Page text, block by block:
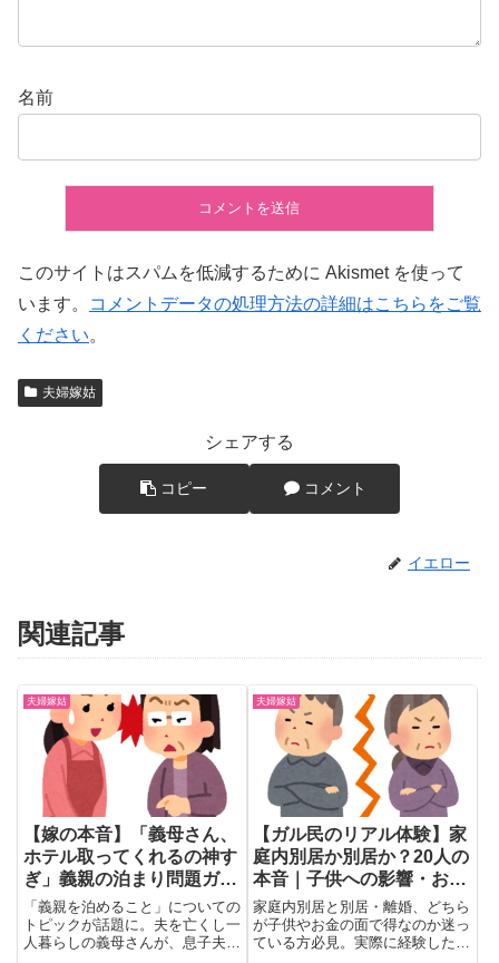
名前
このサイトはスパムを低減するために Akismet を使って
います。
コメントデータの処理方法の詳細はこちらをご覧
ください。
夫婦嫁姑
シェアする
コピー コメント
イエロー
関連記事
夫婦嫁姑
【嫁の本音】「義母さん、
ホテル取ってくれるの神す
ぎ」義親の泊まり問題ガル
民150件の本音まとめ｜良
距離感の秘訣とは
「義親を泊めること」についての
トピックが話題に。夫を亡くし一
人暮らしの義母さんが、息子夫婦
夫婦嫁姑
【ガル民のリアル体験】家
庭内別居か別居か？20人の
本音｜子供への影響・お
金・決断のコツ
家庭内別居と別居・離婚、どちら
が子供やお金の面で得なのか迷っ
ている方必見。実際に経験したガ